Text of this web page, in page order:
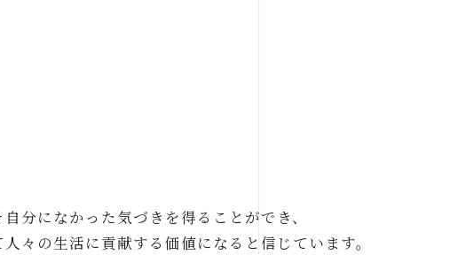
分になかった気づきを得ることができ、
々の生活に貢献する価値になると信じています。